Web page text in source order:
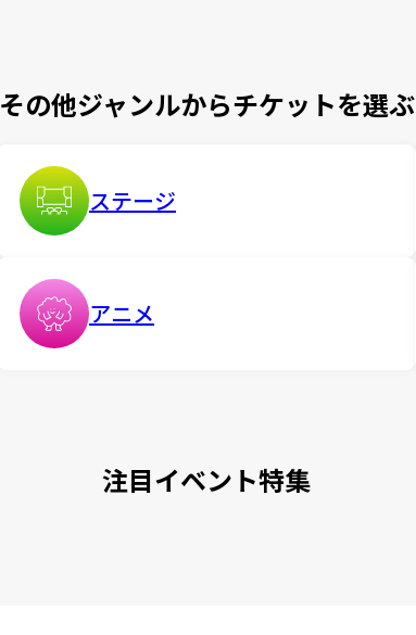
その他ジャンルからチケットを選ぶ
ステージ
アニメ
注目イベント特集